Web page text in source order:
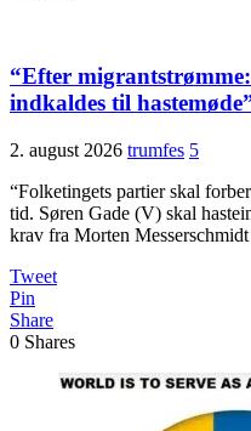
“Efter
indkaldes til
2. august 2026 trumfes 5
“Folketingets partier skal
tid. Søren Gade (V) skal
krav fra Morten
Tweet
Pin
Share
0 Shares